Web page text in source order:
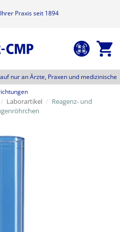
Praxis seit 1894
nur an Ärzte, Praxen und medizinische
/ Laborartikel / Reagenz- und